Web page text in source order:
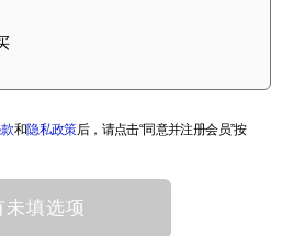
和隐私政策后，请点击“同意并注册会员”按